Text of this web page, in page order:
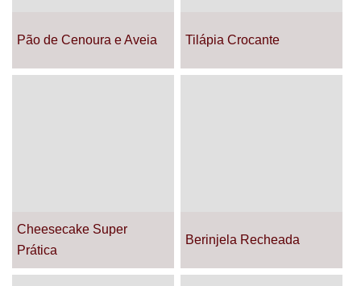
Pão de Cenoura e Aveia Tilápia Crocante
Cheesecake Super
Prática
Berinjela Recheada